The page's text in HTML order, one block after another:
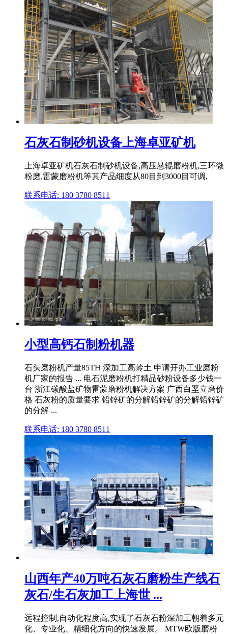
石灰石制砂机设备上海卓亚矿机
上海卓亚矿机石灰石制砂机设备,高压悬辊磨粉机,三环微
粉磨,雷蒙磨粉机等其产品细度从80目到3000目可调,
联系电话: 180 3780 8511
小型高钙石制粉机器
石头磨粉机产量85TH 深加工高岭土 申请开办工业磨粉
机厂家的报告 ... 电石泥磨粉机打精品砂粉设备多少钱一
台 浙江碳酸盐矿物雷蒙磨粉机解决方案 广西白垩立磨价
格 石灰粉的质量要求 铅锌矿的分解铅锌矿的分解铅锌矿
的分解 ...
联系电话: 180 3780 8511
山西年产40万吨石灰石磨粉生产线石
灰石/生石灰加工上海世 ...
远程控制,自动化程度高,实现了石灰石粉深加工朝着多元
化、专业化、精细化方向的快速发展。 MTW欧版磨粉